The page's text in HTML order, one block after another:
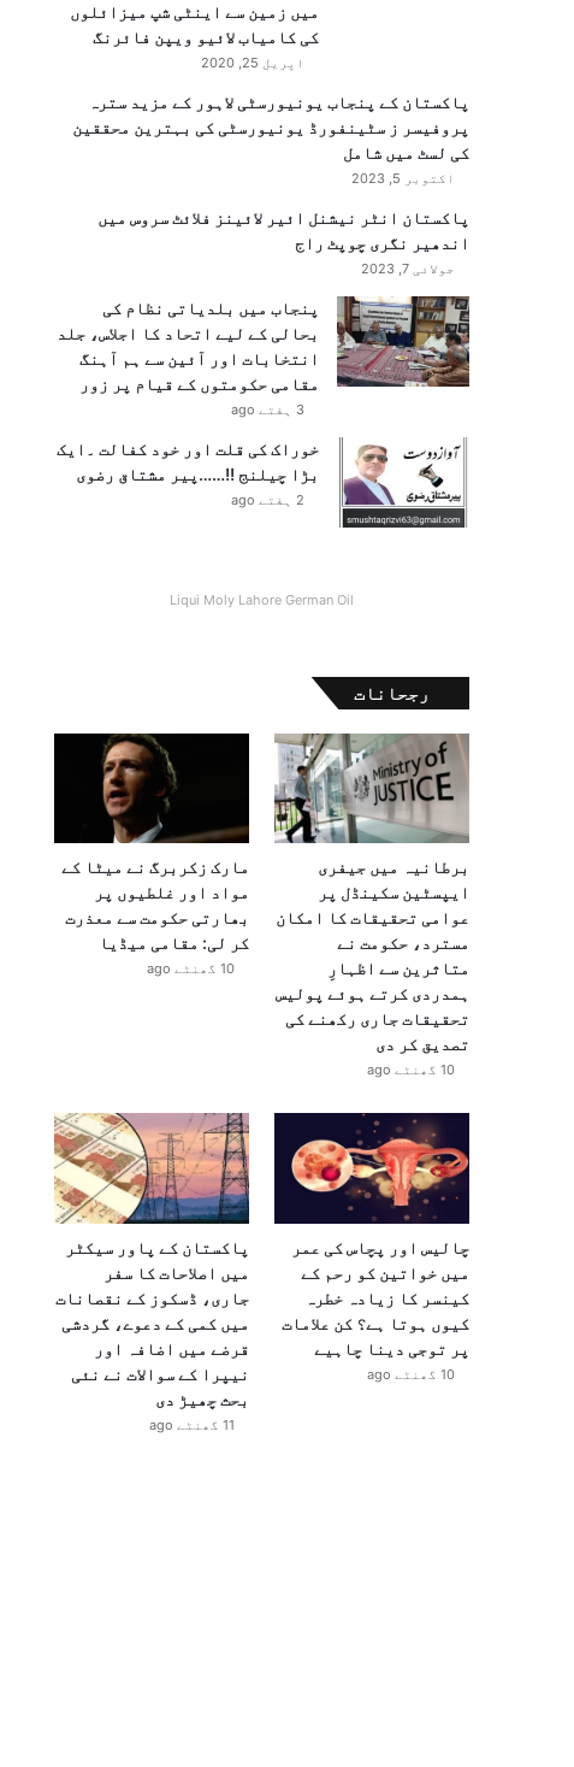
میں زمین سے اینٹی شپ میزائلوں
کی کامیاب لائیو ویپن فائرنگ
اپریل 25, 2020
پاکستان کے پنجاب یونیورسٹی لاہور کے مزید سترہ
پروفیسر ز سٹینفورڈ یونیورسٹی کی بہترین محققین
کی لسٹ میں شامل
اکتوبر 5, 2023
پاکستان انٹر نیشنل ائیر لائینز فلائٹ سروس میں
اندھیر نگری چوپٹ راج
جولائی 7, 2023
پنجاب میں بلدیاتی نظام کی
بحالی کے لیے اتحاد کا اجلاس، جلد
انتخابات اور آئین سے ہم آہنگ
مقامی حکومتوں کے قیام پر زور
3 ہفتے ago
خوراک کی قلت اور خود کفالت ۔ایک
بڑا چیلنج !!……پیر مشتاق رضوی
2 ہفتے ago
Liqui Moly Lahore German Oil
رجحانات
برطانیہ میں جیفری
ایپسٹین سکینڈل پر
عوامی تحقیقات کا امکان
مسترد، حکومت نے
متاثرین سے اظہارِ
ہمدردی کرتے ہوئے پولیس
تحقیقات جاری رکھنے کی
تصدیق کر دی
10 گھنٹے ago
مارک زکربرگ نے میٹا کے
مواد اور غلطیوں پر
بھارتی حکومت سے معذرت
کر لی: مقامی میڈیا
10 گھنٹے ago
چالیس اور پچاس کی عمر
میں خواتین کو رحم کے
کینسر کا زیادہ خطرہ
کیوں ہوتا ہے؟ کن علامات
پر توجی دینا چاہیے
10 گھنٹے ago
پاکستان کے پاور سیکٹر
میں اصلاحات کا سفر
جاری، ڈسکوز کے نقصانات
میں کمی کے دعوے، گردشی
قرضے میں اضافہ اور
نیپرا کے سوالات نے نئی
بحث چھیڑ دی
11 گھنٹے ago